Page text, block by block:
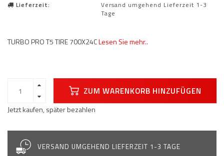
Lieferzeit:
Versand umgehend Lieferzeit 1-3
Tage
TURBO PRO T5 TIRE 700X24CLesen Sie mehr..
ZUM WARENKORB HINZUFÜGEN
Jetzt kaufen, später bezahlen
VERSAND UMGEHEND LIEFERZEIT 1-3 TAGE